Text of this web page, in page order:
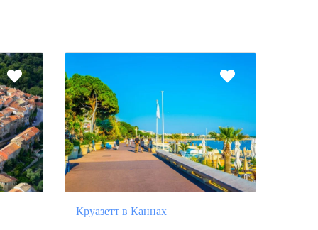
Круазетт в Каннах